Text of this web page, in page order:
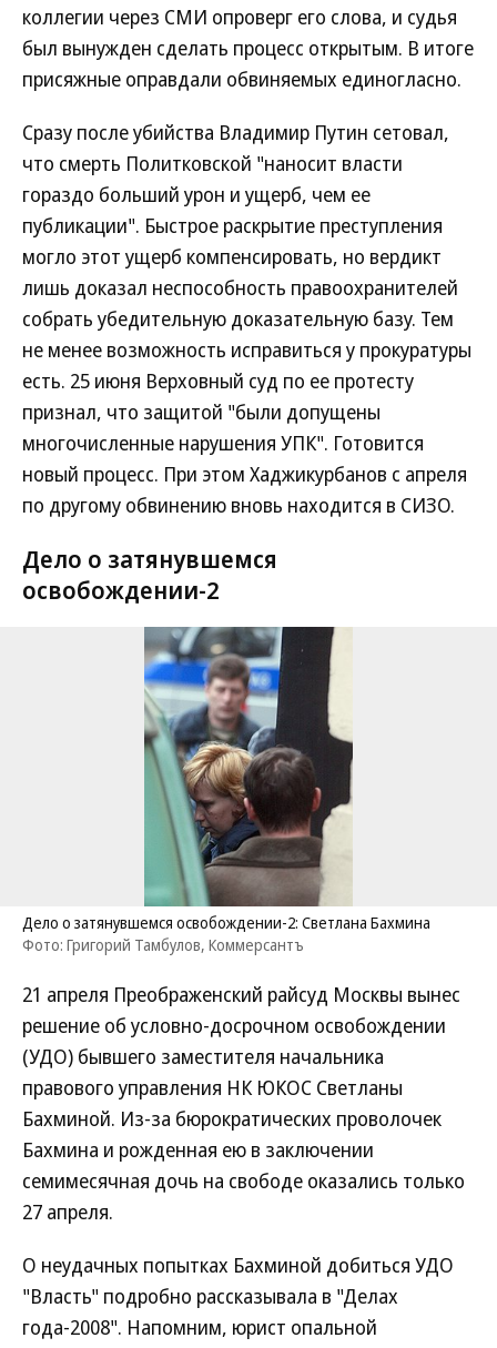
коллегии через СМИ опроверг его слова, и судья
был вынужден сделать процесс открытым. В итоге
присяжные оправдали обвиняемых единогласно.
Сразу после убийства Владимир Путин сетовал,
что смерть Политковской "наносит власти
гораздо больший урон и ущерб, чем ее
публикации". Быстрое раскрытие преступления
могло этот ущерб компенсировать, но вердикт
лишь доказал неспособность правоохранителей
собрать убедительную доказательную базу. Тем
не менее возможность исправиться у прокуратуры
есть. 25 июня Верховный суд по ее протесту
признал, что защитой "были допущены
многочисленные нарушения УПК". Готовится
новый процесс. При этом Хаджикурбанов с апреля
по другому обвинению вновь находится в СИЗО.
Дело о затянувшемся
освобождении-2
Дело о затянувшемся освобождении-2: Светлана Бахмина
Фото: Григорий Тамбулов, Коммерсантъ
21 апреля Преображенский райсуд Москвы вынес
решение об условно-досрочном освобождении
(УДО) бывшего заместителя начальника
правового управления НК ЮКОС Светланы
Бахминой. Из-за бюрократических проволочек
Бахмина и рожденная ею в заключении
семимесячная дочь на свободе оказались только
27 апреля.
О неудачных попытках Бахминой добиться УДО
"Власть" подробно рассказывала в "Делах
года-2008". Напомним, юрист опальной